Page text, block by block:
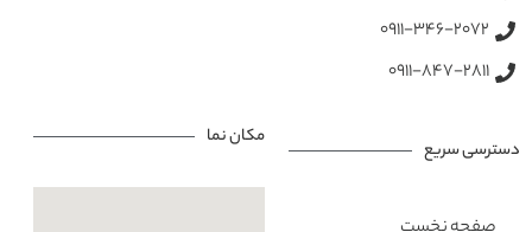
0911-346-2072
0911-847-2811
دسترسی سریع
مکان نما